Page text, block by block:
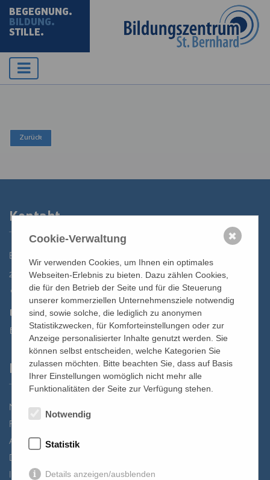
BEGEGNUNG.
BILDUNG.
STILLE.
Kontakt
Bildungszentrum St. Bernhard der Erzdiözese Wien
2700 Wiener Neustadt, Domplatz 1
02622 29131
02622 29131-5040
st.bernhard@edw.or.at
Links
Newsletter
Förderverein
Anreise
Datenschutz
Impressum
Cookie-Verwaltung
Wir verwenden Cookies, um Ihnen ein optimales
Webseiten-Erlebnis zu bieten. Dazu zählen Cookies,
die für den Betrieb der Seite und für die Steuerung
unserer kommerziellen Unternehmensziele notwendig
sind, sowie solche, die lediglich zu anonymen
Statistikzwecken, für Komforteinstellungen oder zur
Anzeige personalisierter Inhalte genutzt werden. Sie
können selbst entscheiden, welche Kategorien Sie
zulassen möchten. Bitte beachten Sie, dass auf Basis
Ihrer Einstellungen womöglich nicht mehr alle
Funktionalitäten der Seite zur Verfügung stehen.
Notwendig
Statistik
Details anzeigen/ausblenden
✖